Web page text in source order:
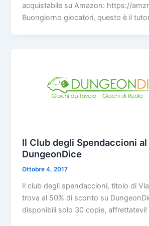
acquistabile su Amazon: https://
Buongiorno giocatori, questo è il
Il Club degli Spendaccioni al
DungeonDice
Ottobre 4, 2017
Il club degli spendaccioni, titolo di
trova al 50% di sconto su
disponibili solo 30 copie, affrettatevi!